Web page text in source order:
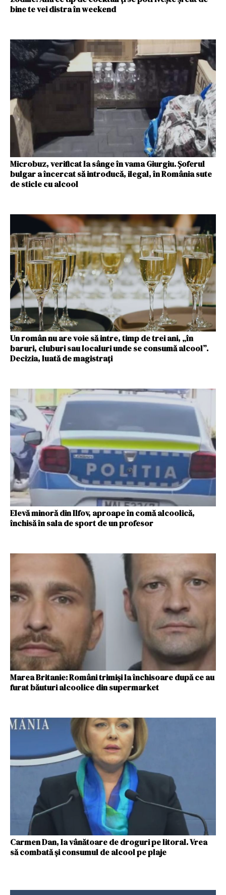
bine te vei distra în weekend
Microbuz, verificat la sânge în vama Giurgiu. Șoferul
bulgar a încercat să introducă, ilegal, în România sute
de sticle cu alcool
Un român nu are voie să intre, timp de trei ani, „în
baruri, cluburi sau localuri unde se consumă alcool”.
Decizia, luată de magistrați
Elevă minoră din Ilfov, aproape în comă alcoolică,
închisă în sala de sport de un profesor
Marea Britanie: Români trimiși la închisoare după ce au
furat băuturi alcoolice din supermarket
Carmen Dan, la vânătoare de droguri pe litoral. Vrea
să combată şi consumul de alcool pe plaje